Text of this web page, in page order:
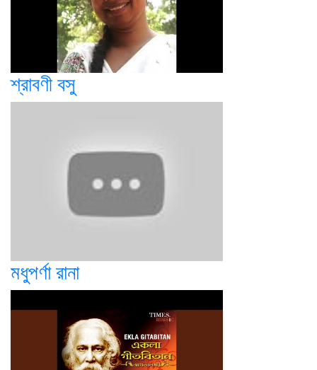
শ্রাবণী বসু
মধুপর্ণা রানা